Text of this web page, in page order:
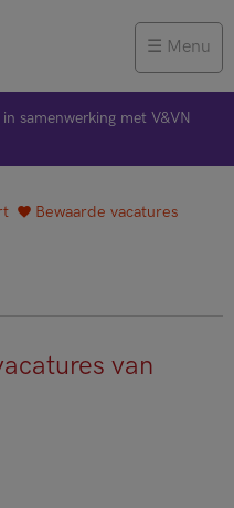
Menu
samenwerking met V&VN
Bewaarde vacatures
van